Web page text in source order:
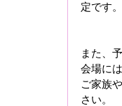
定です。
また、
会場に
ご家族
さい。